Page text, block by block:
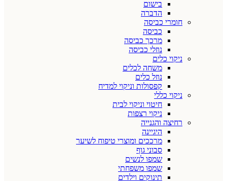
בישום
הדברה
חומרי כביסה
כביסה
מרכך כביסה
נוזלי כביסה
ניקוי כלים
משחה לכלים
נוזל כלים
קפסולות וניקוי למדיח
ניקוי כללי
חיטוי וניקוי לבית
ניקוי רצפות
רחיצה והגנייה
היגיינה
מרככים ומוצרי טיפוח לשיער
סבוני גוף
שמפו לנשים
שמפו משפחתי
תינוקים וילדים